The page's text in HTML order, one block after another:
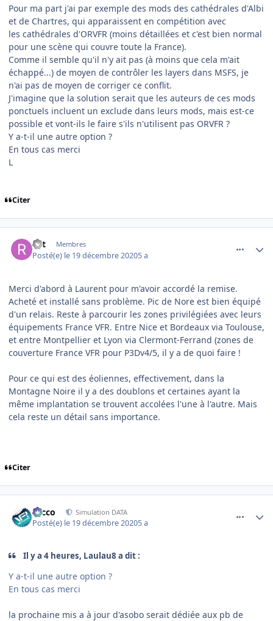
Pour ma part j'ai par exemple des mods des cathédrales d'Albi
et de Chartres, qui apparaissent en compétition avec
les cathédrales d'ORVFR (moins détaillées et c'est bien normal
pour une scène qui couvre toute la France).
Comme il semble qu'il n'y ait pas (à moins que cela m'ait
échappé...) de moyen de contrôler les layers dans MSFS, je
n'ai pas de moyen de corriger ce conflit.
J'imagine que la solution serait que les auteurs de ces mods
ponctuels incluent un exclude dans leurs mods, mais est-ce
possible et vont-ils le faire s'ils n'utilisent pas ORVFR ?
Y a-t-il une autre option ?
En tous cas merci
L
Citer
rlrt Membres
Posté(e) le 19 décembre 20205 a
Merci d'abord à Laurent pour m'avoir accordé la remise.
Acheté et installé sans problème. Pic de Nore est bien équipé
d'un relais. Reste à parcourir les zones privilégiées avec leurs
équipements France VFR. Entre Nice et Bordeaux via Toulouse,
et entre Montpellier et Lyon via Clermont-Ferrand (zones de
couverture France VFR pour P3Dv4/5, il y a de quoi faire !
Pour ce qui est des éoliennes, effectivement, dans la
Montagne Noire il y a des doublons et certaines ayant la
même implantation se trouvent accolées l'une à l'autre. Mais
cela reste un détail sans importance.
Citer
Nicco Simulation DATA
Posté(e) le 19 décembre 20205 a
Il y a 4 heures, Laulau8 a dit :
Y a-t-il une autre option ?
En tous cas merci
la prochaine mis a à jour d'asobo serait dédiée aux pb de